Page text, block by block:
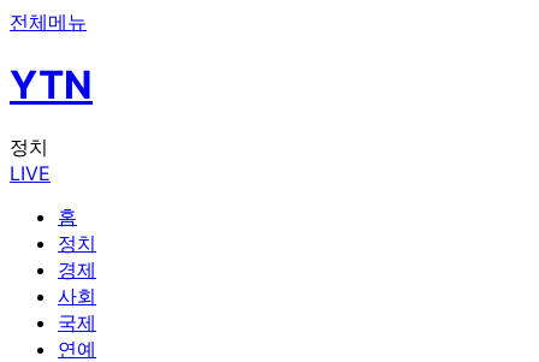
전체메뉴
YTN
정치
LIVE
홈
정치
경제
사회
국제
연예